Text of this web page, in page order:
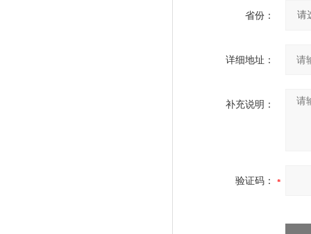
省份：
详细地址：
补充说明：
验证码：